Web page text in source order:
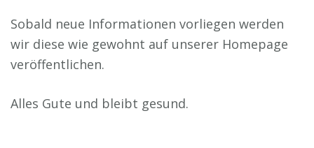
Sobald neue Informationen vorliegen werden
wir diese wie gewohnt auf unserer Homepage
veröffentlichen.
Alles Gute und bleibt gesund.